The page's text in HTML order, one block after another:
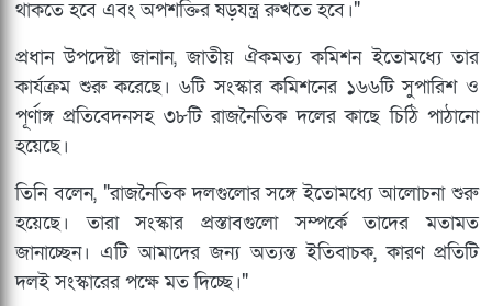
থাকতে হবে এবং অপশক্তির ষড়যন্ত্র রুখতে হবে।"
প্রধান উপদেষ্টা জানান, জাতীয় ঐকমত্য কমিশন ইতোমধ্যে তার
কার্যক্রম শুরু করেছে। ৬টি সংস্কার কমিশনের ১৬৬টি সুপারিশ ও
পূর্ণাঙ্গ প্রতিবেদনসহ ৩৮টি রাজনৈতিক দলের কাছে চিঠি পাঠানো
হয়েছে।
তিনি বলেন, "রাজনৈতিক দলগুলোর সঙ্গে ইতোমধ্যে আলোচনা শুরু
হয়েছে। তারা সংস্কার প্রস্তাবগুলো সম্পর্কে তাদের মতামত
জানাচ্ছেন। এটি আমাদের জন্য অত্যন্ত ইতিবাচক, কারণ প্রতিটি
দলই সংস্কারের পক্ষে মত দিচ্ছে।"